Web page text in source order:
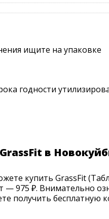
ищите на упаковке
годности
в
купить GrassFit
— 975 ₽. Внимательно
получить бесплатную